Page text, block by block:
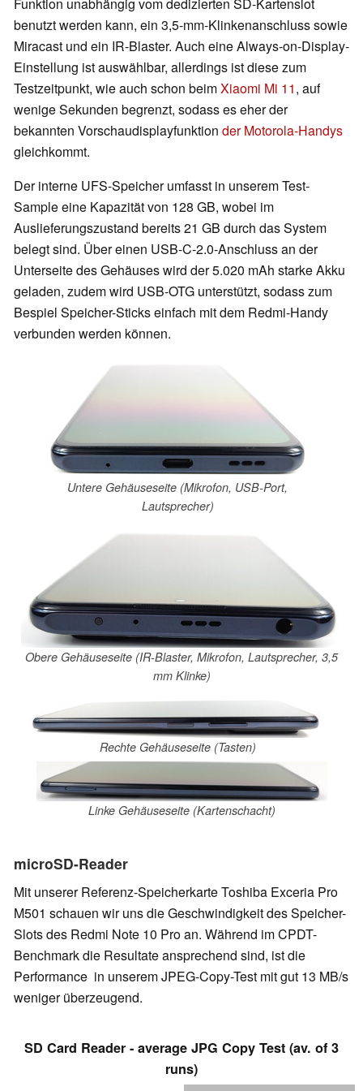
benutzt werden kann, ein 3,5-mm-Klinkenanschluss sowie
Miracast und ein IR-Blaster. Auch eine Always-on-Display-
Einstellung ist auswählbar, allerdings ist diese zum
Testzeitpunkt, wie auch schon beimXiaomi Mi 11, auf
wenige Sekunden begrenzt, sodass es eher der
bekannten Vorschaudisplayfunktion der Motorola-Handys
gleichkommt.
Der interne UFS-Speicher umfasst in unserem Test-
Sample eine Kapazität von 128 GB, wobei im
Auslieferungszustand bereits 21 GB durch das System
belegt sind. Über einen USB-C-2.0-Anschluss an der
Unterseite des Gehäuses wird der 5.020 mAh starke Akku
geladen, zudem wird USB-OTG unterstützt, sodass zum
Bespiel Speicher-Sticks einfach mit dem Redmi-Handy
verbunden werden können.
Untere Gehäuseseite (Mikrofon, USB-Port,
Lautsprecher)
Obere Gehäuseseite (IR-Blaster, Mikrofon, Lautsprecher, 3,5
mm Klinke)
Rechte Gehäuseseite (Tasten)
Linke Gehäuseseite (Kartenschacht)
microSD-Reader
Mit unserer Referenz-Speicherkarte Toshiba Exceria Pro
M501 schauen wir uns die Geschwindigkeit des Speicher-
Slots des Redmi Note 10 Pro an. Während im CPDT-
Benchmark die Resultate ansprechend sind, ist die
Performance in unserem JPEG-Copy-Test mit gut 13 MB/s
weniger überzeugend.
SD Card Reader - average JPG Copy Test (av. of 3
runs)